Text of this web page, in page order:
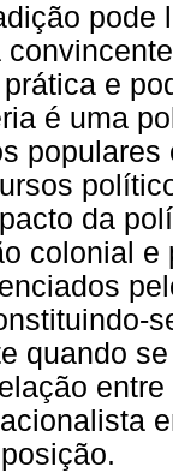
e
é uma
da
colonial
quando